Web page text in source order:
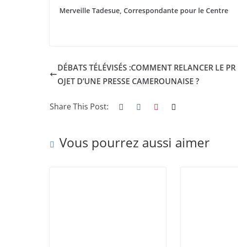
Merveille Tadesue, Correspondante pour le Centre
DÉBATS TÉLÉVISÉS :COMMENT RELANCER LE PR
OJET D’UNE PRESSE CAMEROUNAISE ?
Share This Post:
Vous pourrez aussi aimer